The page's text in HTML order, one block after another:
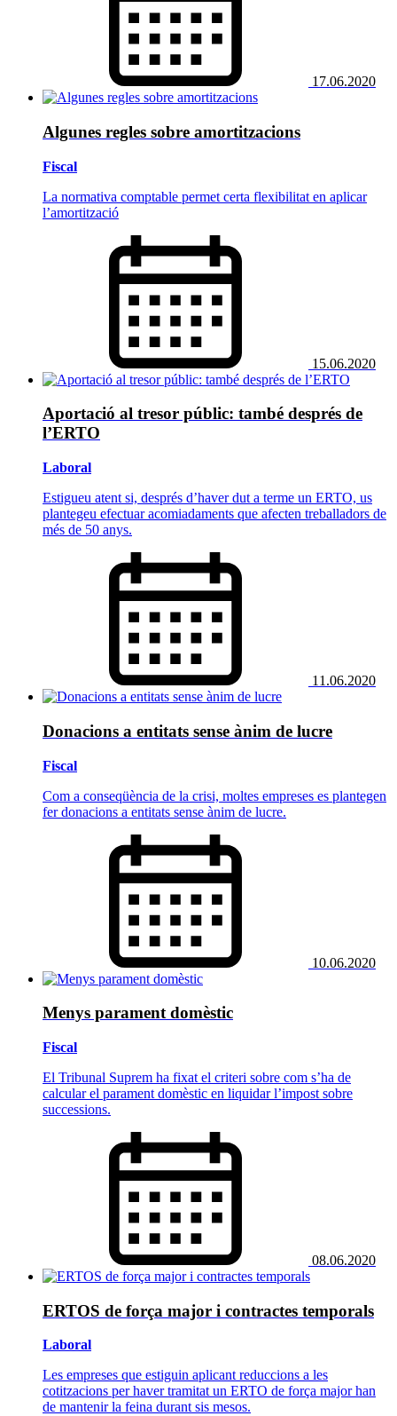
17.06.2020
Algunes regles sobre amortitzacions
Fiscal
La normativa comptable permet certa flexibilitat en aplicar
l’amortització
15.06.2020
Aportació al tresor públic: també després de
l’ERTO
Laboral
Estigueu atent si, després d’haver dut a terme un ERTO, us
plantegeu efectuar acomiadaments que afecten treballadors de
més de 50 anys.
11.06.2020
Donacions a entitats sense ànim de lucre
Fiscal
Com a conseqüència de la crisi, moltes empreses es plantegen
fer donacions a entitats sense ànim de lucre.
10.06.2020
Menys parament domèstic
Fiscal
El Tribunal Suprem ha fixat el criteri sobre com s’ha de
calcular el parament domèstic en liquidar l’impost sobre
successions.
08.06.2020
ERTOS de força major i contractes temporals
Laboral
Les empreses que estiguin aplicant reduccions a les
cotitzacions per haver tramitat un ERTO de força major han
de mantenir la feina durant sis mesos.